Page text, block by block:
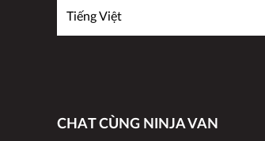
Tiếng Việt
CHAT CÙNG NINJA VAN